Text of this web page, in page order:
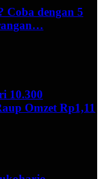
Coba dengan 5
10.300
Omzet Rp1,11